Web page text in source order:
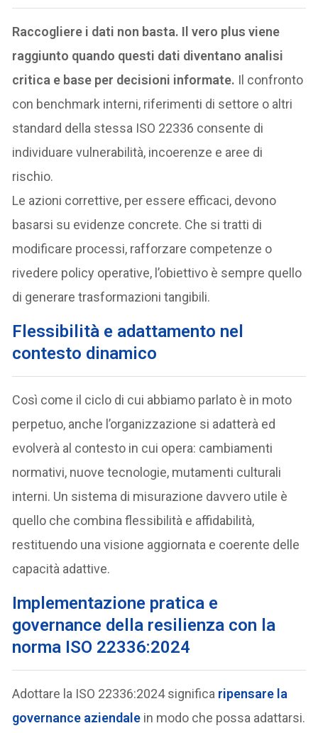
Raccogliere i dati non basta. Il vero plus viene
raggiunto quando questi dati diventano analisi
critica e base per decisioni informate. Il confronto
con benchmark interni, riferimenti di settore o altri
standard della stessa ISO 22336 consente di
individuare vulnerabilità, incoerenze e aree di
rischio.
Le azioni correttive, per essere efficaci, devono
basarsi su evidenze concrete. Che si tratti di
modificare processi, rafforzare competenze o
rivedere policy operative, l’obiettivo è sempre quello
di generare trasformazioni tangibili.
Flessibilità e adattamento nel
contesto dinamico
Così come il ciclo di cui abbiamo parlato è in moto
perpetuo, anche l’organizzazione si adatterà ed
evolverà al contesto in cui opera: cambiamenti
normativi, nuove tecnologie, mutamenti culturali
interni. Un sistema di misurazione davvero utile è
quello che combina flessibilità e affidabilità,
restituendo una visione aggiornata e coerente delle
capacità adattive.
Implementazione pratica e
governance della resilienza con la
norma ISO 22336:2024
Adottare la ISO 22336:2024 significa ripensare la
governance aziendale in modo che possa adattarsi.